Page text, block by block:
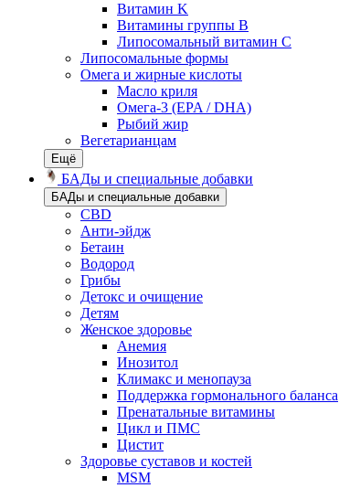
Витамин K
Витамины группы B
Липосомальный витамин C
Липосомальные формы
Омега и жирные кислоты
Масло криля
Омега-3 (EPA / DHA)
Рыбий жир
Вегетарианцам
Ещё
БАДы и специальные добавки
БАДы и специальные добавки
CBD
Анти-эйдж
Бетаин
Водород
Грибы
Детокс и очищение
Детям
Женское здоровье
Анемия
Инозитол
Климакс и менопауза
Поддержка гормонального баланса
Пренатальные витамины
Цикл и ПМС
Цистит
Здоровье суставов и костей
MSM